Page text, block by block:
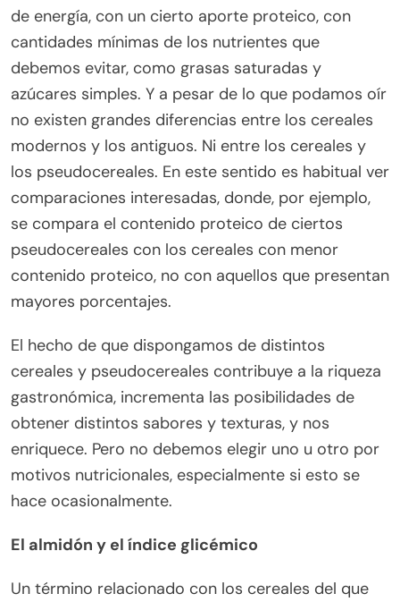
de energía, con un cierto aporte proteico, con
cantidades mínimas de los nutrientes que
debemos evitar, como grasas saturadas y
azúcares simples. Y a pesar de lo que podamos oír
no existen grandes diferencias entre los cereales
modernos y los antiguos. Ni entre los cereales y
los pseudocereales. En este sentido es habitual ver
comparaciones interesadas, donde, por ejemplo,
se compara el contenido proteico de ciertos
pseudocereales con los cereales con menor
contenido proteico, no con aquellos que presentan
mayores porcentajes.
El hecho de que dispongamos de distintos
cereales y pseudocereales contribuye a la riqueza
gastronómica, incrementa las posibilidades de
obtener distintos sabores y texturas, y nos
enriquece. Pero no debemos elegir uno u otro por
motivos nutricionales, especialmente si esto se
hace ocasionalmente.
El almidón y el índice glicémico
Un término relacionado con los cereales del que